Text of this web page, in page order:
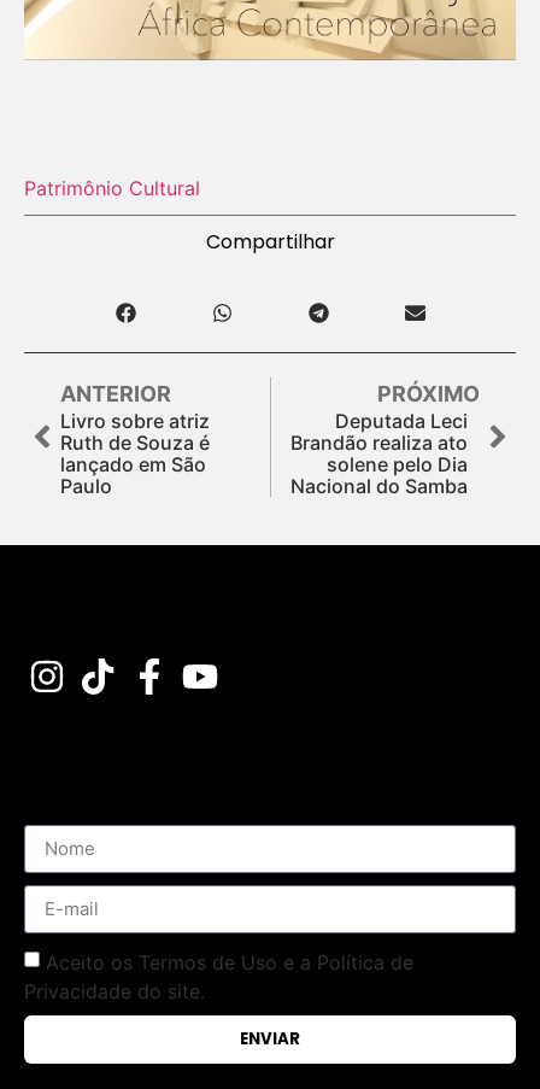
Patrimônio Cultural
Compartilhar
ANTERIOR
Livro sobre atriz
Ruth de Souza é
lançado em São
Paulo
PRÓXIMO
Deputada Leci
Brandão realiza ato
solene pelo Dia
Nacional do Samba
Aceito os Termos de Uso e a Política de
Privacidade do site.
ENVIAR